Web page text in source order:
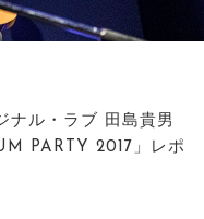
ナル・ラブ 田島貴男
PARTY 2017」レポ